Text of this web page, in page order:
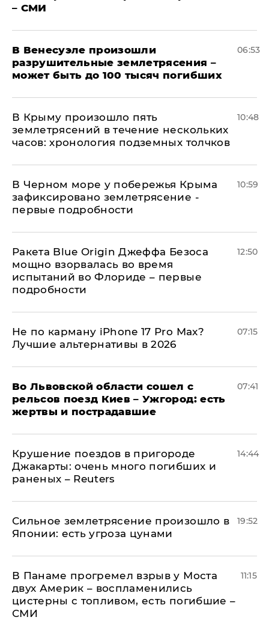
– СМИ
В Венесуэле произошли
разрушительные землетрясения –
может быть до 100 тысяч погибших
06:53
В Крыму произошло пять
землетрясений в течение нескольких
часов: хронология подземных толчков
10:48
В Черном море у побережья Крыма
зафиксировано землетрясение -
первые подробности
10:59
Ракета Blue Origin Джеффа Безоса
мощно взорвалась во время
испытаний во Флориде – первые
подробности
12:50
Не по карману iPhone 17 Pro Max?
Лучшие альтернативы в 2026
07:15
Во Львовской области сошел с
рельсов поезд Киев – Ужгород: есть
жертвы и пострадавшие
07:41
Крушение поездов в пригороде
Джакарты: очень много погибших и
раненых – Reuters
14:44
Сильное землетрясение произошло в
Японии: есть угроза цунами
19:52
В Панаме прогремел взрыв у Моста
двух Америк – воспламенились
цистерны с топливом, есть погибшие –
СМИ
11:15